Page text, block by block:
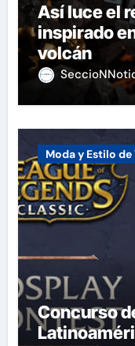
Así luce el
inspirado
volcán
Moda y Estilo de
Concurso